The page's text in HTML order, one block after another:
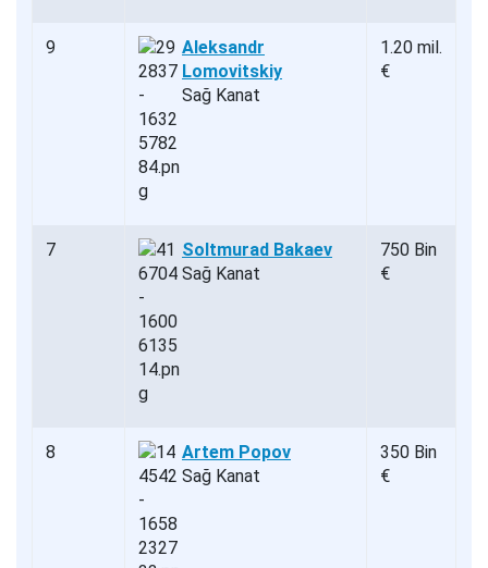
9
Aleksandr
Lomovitskiy
Sağ Kanat
1.20 mil.
€
7
Soltmurad Bakaev
Sağ Kanat
750 Bin
€
8
Artem Popov
Sağ Kanat
350 Bin
€